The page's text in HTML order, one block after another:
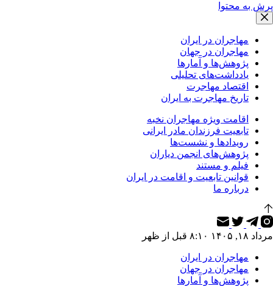
پرش به محتوا
مهاجران در ایران
مهاجران در جهان
پژوهش‌ها و آمارها
یادداشت‌های تحلیلی
اقتصاد مهاجرت
تاریخ مهاجرت به ایران
اقامت ویژه مهاجران نخبه
تابعیت فرزندان مادر ایرانی
رویدادها و نشست‌ها
پژوهش‌های انجمن دیاران
فیلم و مستند
قوانین تابعیت و اقامت در ایران
درباره ما
مرداد ۱۸, ۱۴۰۵ ۸:۱۰ قبل از ظهر
مهاجران در ایران
مهاجران در جهان
پژوهش‌ها و آمارها